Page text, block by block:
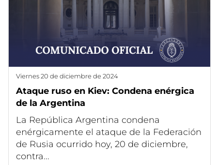
viernes 20 de diciembre de 2024
Ataque ruso en Kiev: Condena enérgica
de la Argentina
La República Argentina condena
enérgicamente el ataque de la Federación
de Rusia ocurrido hoy, 20 de diciembre,
contra...